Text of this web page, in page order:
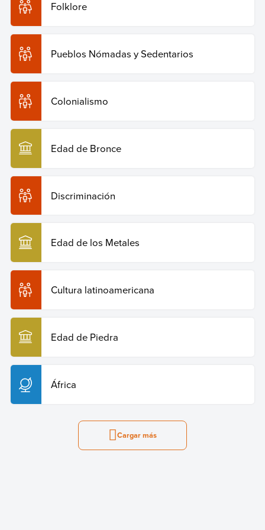
Folklore
Pueblos Nómadas y Sedentarios
Colonialismo
Edad de Bronce
Discriminación
Edad de los Metales
Cultura latinoamericana
Edad de Piedra
África
Cargar más